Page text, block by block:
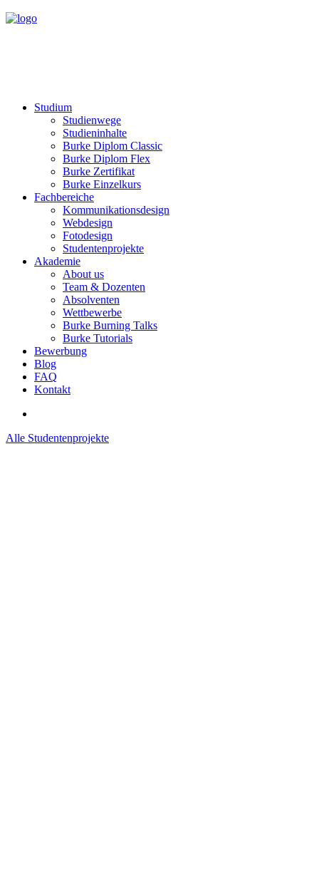
Studium
Studienwege
Studieninhalte
Burke Diplom Classic
Burke Diplom Flex
Burke Zertifikat
Burke Einzelkurs
Fachbereiche
Kommunikationsdesign
Webdesign
Fotodesign
Studentenprojekte
Akademie
About us
Team & Dozenten
Absolventen
Wettbewerbe
Burke Burning Talks
Burke Tutorials
Bewerbung
Blog
FAQ
Kontakt
Alle Studentenprojekte